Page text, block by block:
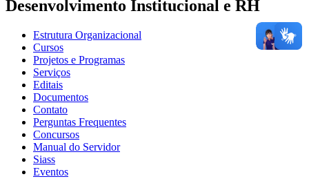
Desenvolvimento Institucional e RH
Estrutura Organizacional
Cursos
Projetos e Programas
Serviços
Editais
Documentos
Contato
Perguntas Frequentes
Concursos
Manual do Servidor
Siass
Eventos